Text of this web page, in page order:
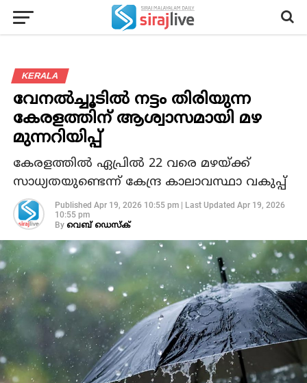
KERALA
വേനല്‍ച്ചൂടില്‍ നട്ടം തിരിയുന്ന
കേരളത്തിന് ആശ്വാസമായി മഴ
മുന്നറിയിപ്പ്
കേരളത്തില്‍ ഏപ്രില്‍ 22 വരെ മഴയ്ക്ക്
സാധ്യതയുണ്ടെന്ന് കേന്ദ്ര കാലാവസ്ഥാ വകുപ്പ്
Published Apr 19, 2026 10:55 pm| Last Updated Apr 19, 2026
10:55 pm
By വെബ് ഡെസ്‌ക്